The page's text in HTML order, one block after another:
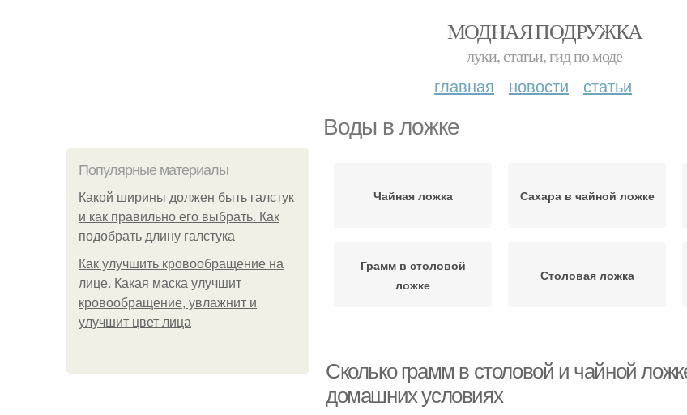
МОДНАЯ ПОДРУЖКА
луки, статьи, гид по моде
главная новости статьи
Воды в ложке
Популярные материалы
Какой ширины должен быть галстук
и как правильно его выбрать. Как
подобрать длину галстука
Как улучшить кровообращение на
лице. Какая маска улучшит
кровообращение, увлажнит и
улучшит цвет лица
Чайная ложка Сахара в чайной ложке
Грамм в столовой
ложке
Столовая ложка
Сколько грамм в столовой и чайной
домашних условиях